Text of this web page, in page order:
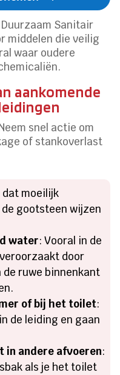
Sanitair
middelen die veilig
waar oudere
aankomende
snel actie om
of stankoverlast
dat moeilijk
gootsteen wijzen
water: Vooral in de
door
ruwe binnenkant
of bij het toilet:
de leiding en gaan
in andere afvoeren:
als je het toilet